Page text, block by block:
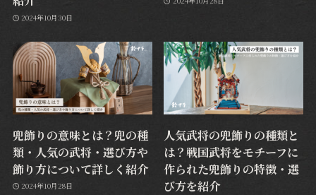
2024年10月30日
兜飾りの意味とは？兜の種
類・人気の武将・選び方や
飾り方について詳しく紹介
2024年10月28日
人気武将の兜飾りの種類と
は？戦国武将をモチーフに
作られた兜飾りの特徴・選
び方を紹介